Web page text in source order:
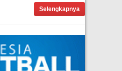
Selengkapnya